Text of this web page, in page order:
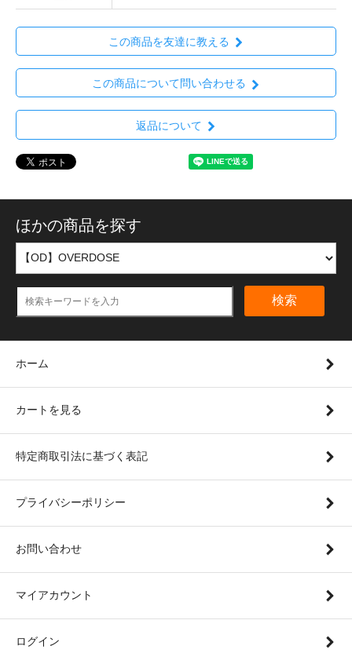
この商品を友達に教える
この商品について問い合わせる
返品について
ほかの商品を探す
検索
ホーム
カートを見る
特定商取引法に基づく表記
プライバシーポリシー
お問い合わせ
マイアカウント
ログイン